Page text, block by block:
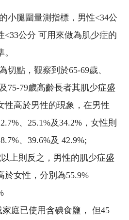
小腿圍量測指標，男性<34公
<33公分 可用來做為肌少症的
切點，觀察到於65-69歲、
75-79歲高齡長者其肌少症盛
性高於男性的現象，在男性
、 25.1%及34.2% ，女性則
、 39.6%及 42.9%;
以上則反之，男性的肌少症盛
於女性，分別為55.9%
庭已使用含碘食鹽， 但45